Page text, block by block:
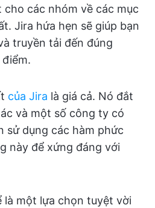
cho các nhóm về các mục
Jira hứa hẹn sẽ giúp bạn
truyền tải đến đúng
của Jira là giá cả. Nó đắt
và một số công ty có
sử dụng các hàm phức
này để xứng đáng với
là một lựa chọn tuyệt vời